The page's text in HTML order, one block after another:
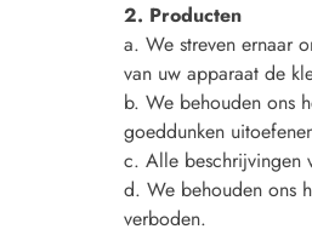
2. Producten
a. We streven ernaar
van uw apparaat de
b. We behouden ons
goeddunken
c. Alle beschrijvingen
d. We behouden ons
verboden.